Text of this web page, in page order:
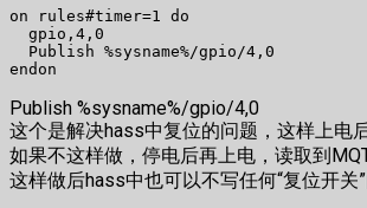
on rules#timer=1 do
  gpio,4,0
  Publish %sysname%/gpio/4,0
Publish %sysname%/gpio/4,0
这个是解决hass中复位的问题，这样上电
如果不这样做，停电后再上电，读取到
这样做后hass中也可以不写任何“复位开关